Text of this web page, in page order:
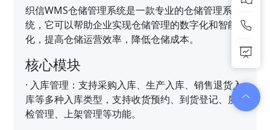
织信WMS仓储管理系统是一款专业的仓储管理系
统，它可以帮助企业实现仓储管理的数字化和智能
化，提高仓储运营效率，降低仓储成本。
核心模块
· 入库管理：支持采购入库、生产入库、销售退货入
库等多种入库类型，支持收货预约、到货登记、质
检管理、上架管理等功能。